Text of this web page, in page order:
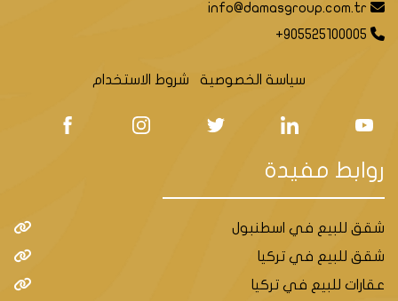
info@damasgroup.com.tr
+905525100005
سياسة الخصوصية شروط الاستخدام
روابط مفيدة
شقق للبيع في اسطنبول
شقق للبيع في تركيا
عقارات للبيع في تركيا